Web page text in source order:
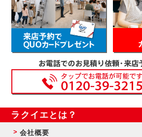
ラクイエとは？
会社概要